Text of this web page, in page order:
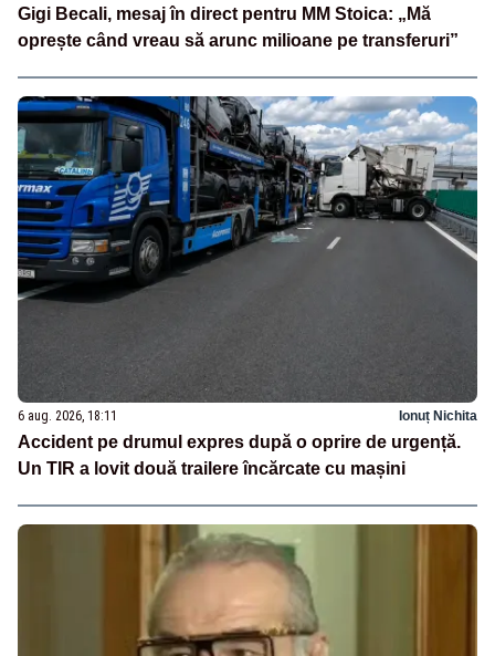
Gigi Becali, mesaj în direct pentru MM Stoica: „Mă
oprește când vreau să arunc milioane pe transferuri”
6 aug. 2026, 18:11 Ionuț Nichita
Accident pe drumul expres după o oprire de urgență.
Un TIR a lovit două trailere încărcate cu mașini